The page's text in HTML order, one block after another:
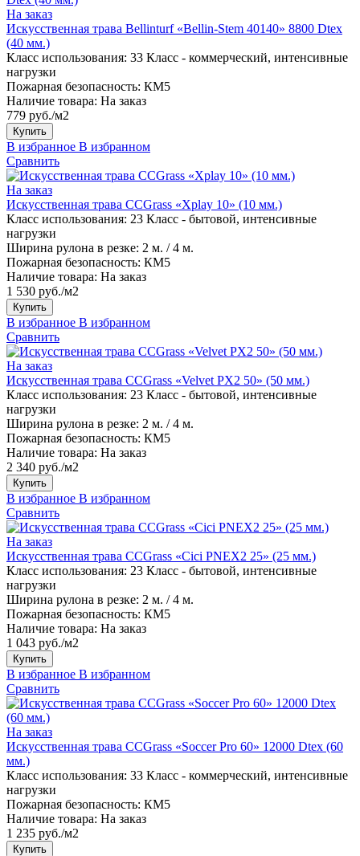
На заказ
Искусственная трава Bellinturf «Bellin-Stem 40140» 8800 Dtex
(40 мм.)
Класс использования: 33 Класс - коммерческий, интенсивные
нагрузки
Пожарная безопасность: КМ5
Наличие товара: На заказ
779 руб./м2
Купить
В избранное В избранном
Сравнить
На заказ
Искусственная трава CCGrass «Xplay 10» (10 мм.)
Класс использования: 23 Класс - бытовой, интенсивные
нагрузки
Ширина рулона в резке: 2 м. / 4 м.
Пожарная безопасность: КМ5
Наличие товара: На заказ
1 530 руб./м2
Купить
В избранное В избранном
Сравнить
На заказ
Искусственная трава CCGrass «Velvet PX2 50» (50 мм.)
Класс использования: 23 Класс - бытовой, интенсивные
нагрузки
Ширина рулона в резке: 2 м. / 4 м.
Пожарная безопасность: КМ5
Наличие товара: На заказ
2 340 руб./м2
Купить
В избранное В избранном
Сравнить
На заказ
Искусственная трава CCGrass «Cici PNEX2 25» (25 мм.)
Класс использования: 23 Класс - бытовой, интенсивные
нагрузки
Ширина рулона в резке: 2 м. / 4 м.
Пожарная безопасность: КМ5
Наличие товара: На заказ
1 043 руб./м2
Купить
В избранное В избранном
Сравнить
На заказ
Искусственная трава CCGrass «Soccer Pro 60» 12000 Dtex (60
мм.)
Класс использования: 33 Класс - коммерческий, интенсивные
нагрузки
Пожарная безопасность: КМ5
Наличие товара: На заказ
1 235 руб./м2
Купить